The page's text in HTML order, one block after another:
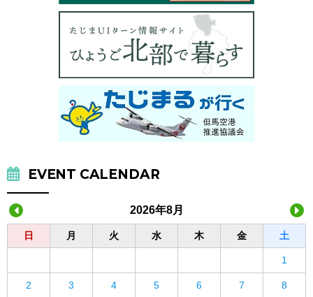
EVENT CALENDAR
2026年8月
日 月 火 水 木 金 土
1
2 3 4 5 6 7 8